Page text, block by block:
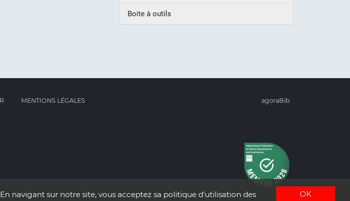
OK
navigant sur notre site, vous acceptez sa politique d'utilisation des
Boite à outils
MENTIONS LÉGALES agoraBib